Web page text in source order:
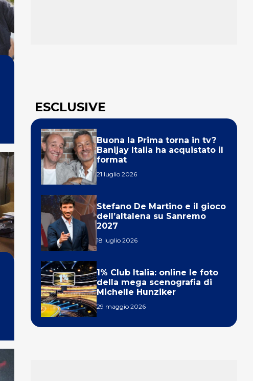
ESCLUSIVE
Buona la Prima torna in tv?
Banijay Italia ha acquistato il
format
21 luglio 2026
Stefano De Martino e il gioco
dell’altalena su Sanremo
2027
18 luglio 2026
1% Club Italia: online le foto
della mega scenografia di
Michelle Hunziker
29 maggio 2026